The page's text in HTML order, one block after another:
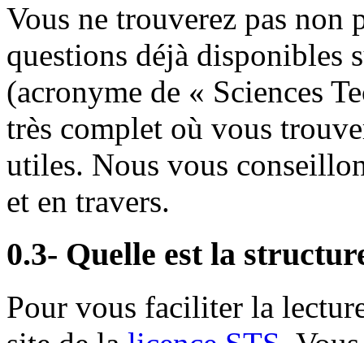
Vous ne trouverez pas non
questions déjà disponibles
(acronyme de « Sciences
très complet où vous
utiles. Nous vous
et en travers.
0.3- Quelle est la
Pour vous faciliter la